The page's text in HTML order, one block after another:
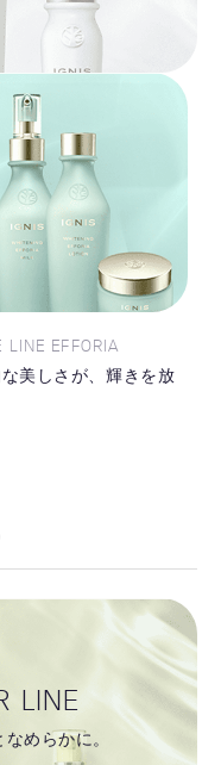
LINE EFFORIA
美しさが、輝きを放
LINE
めらかに。